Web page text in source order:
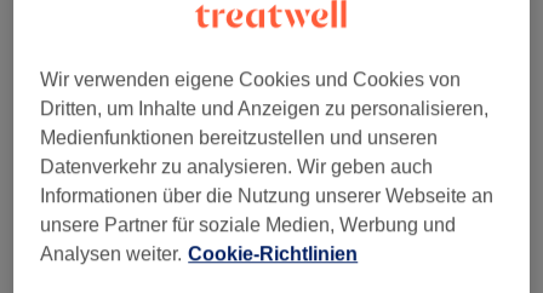
Sauberkeit
Service
Bewertungen filtern
Wir verwenden eigene Cookies und Cookies von
Dritten, um Inhalte und Anzeigen zu personalisieren,
Medienfunktionen bereitzustellen und unseren
Datenverkehr zu analysieren. Wir geben auch
Informationen über die Nutzung unserer Webseite an
unsere Partner für soziale Medien, Werbung und
Analysen weiter. Cookie-Richtlinien